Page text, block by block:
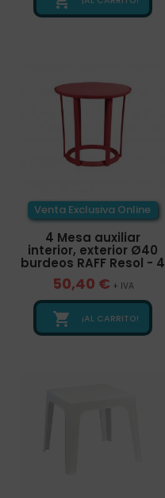
Venta Exclusiva Online
4 Mesa auxiliar
interior, exterior Ø40
burdeos RAFF Resol - 4
50,40 € + IVA
 ¡AL CARRITO!